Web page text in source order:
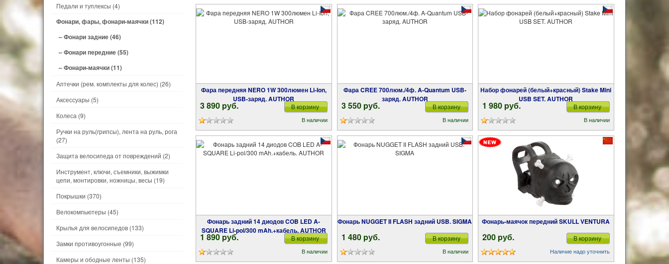
Фара передняя NERO 1W 300люмен Li-Ion,
USB-заряд. AUTHOR
3 890 pуб. В корзину
В наличии
Фара CREE 700люм./4ф. A-Quantum USB-
заряд. AUTHOR
3 550 pуб. В корзину
В наличии
Набор фонарей (белый+красный) Stake Mini
USB SET. AUTHOR
1 980 pуб. В корзину
В наличии
Фонарь задний 14 диодов COB LED A-
SQUARE Li-pol/300 mAh.+кабель. AUTHOR
1 890 pуб. В корзину
В наличии
Фонарь NUGGET II FLASH задний USB. SIGMA
1 480 pуб. В корзину
В наличии
Фонарь-маячок передний SKULL VENTURA
200 pуб. В корзину
Наличие надо уточнить
Педали и туплексы (4)
Фонари, фары, фонари-маячки(112)
– Фонари задние(46)
– Фонари передние(55)
– Фонари-маячки(11)
Аптечки (рем. комплекты для колес) (26)
Аксессуары (5)
Колеса (9)
Ручки на руль(грипсы), лента на руль, рога
(27)
Защита велосипеда от повреждений (2)
Инструмент, ключи, съемники, выжимки
цепи, монтировки, ножницы, весы (19)
Покрышки (370)
Велокомпьютеры (45)
Крылья для велосипедов (133)
Замки противоугонные (99)
Камеры и ободные ленты (135)